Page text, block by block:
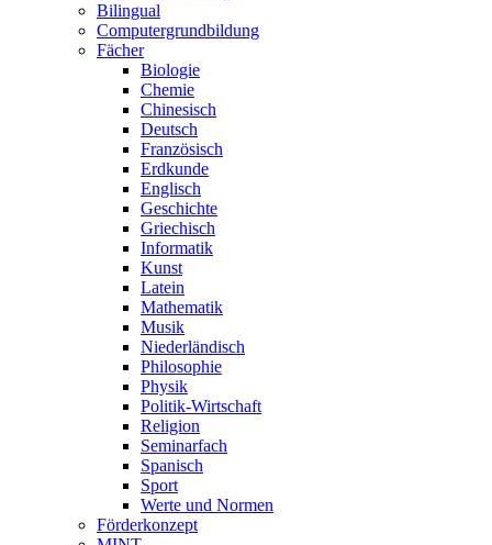
Bilingual
Computergrundbildung
Fächer
Biologie
Chemie
Chinesisch
Deutsch
Französisch
Erdkunde
Englisch
Geschichte
Griechisch
Informatik
Kunst
Latein
Mathematik
Musik
Niederländisch
Philosophie
Physik
Politik-Wirtschaft
Religion
Seminarfach
Spanisch
Sport
Werte und Normen
Förderkonzept